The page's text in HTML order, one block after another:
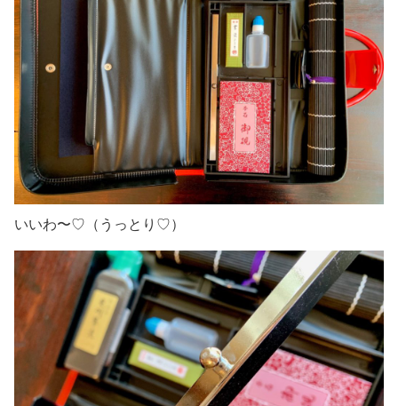
いいわ〜♡（うっとり♡）